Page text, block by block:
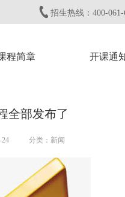
招生热线：400-061-
程简章 开课通
全部发布了
24 分类：新闻